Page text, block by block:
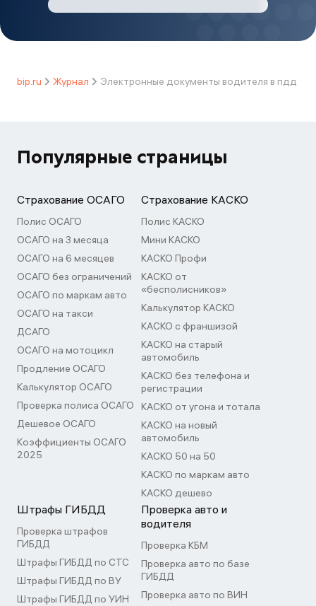
bip.ru Журнал Электронные документы водителя в пдд
Популярные страницы
Страхование ОСАГО
Полис ОСАГО
ОСАГО на 3 месяца
ОСАГО на 6 месяцев
ОСАГО без ограничений
ОСАГО по маркам авто
ОСАГО на такси
ДСАГО
ОСАГО на мотоцикл
Продление ОСАГО
Калькулятор ОСАГО
Проверка полиса ОСАГО
Дешевое ОСАГО
Коэффициенты ОСАГО
2025
Страхование КАСКО
Полис КАСКО
Мини КАСКО
КАСКО Профи
КАСКО от
«бесполисников»
Калькулятор КАСКО
КАСКО с франшизой
КАСКО на старый
автомобиль
КАСКО без телефона и
регистрации
КАСКО от угона и тотала
КАСКО на новый
автомобиль
КАСКО 50 на 50
КАСКО по маркам авто
КАСКО дешево
Штрафы ГИБДД
Проверка штрафов
ГИБДД
Штрафы ГИБДД по СТС
Штрафы ГИБДД по ВУ
Штрафы ГИБДД по УИН
Проверка авто и
водителя
Проверка КБМ
Проверка авто по базе
ГИБДД
Проверка авто по ВИН